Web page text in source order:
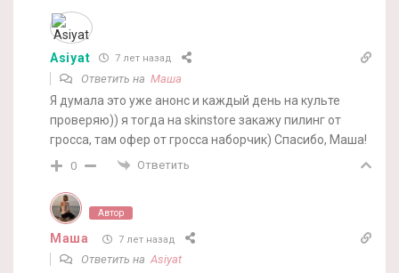
Asiyat 7 лет назад
Ответить на Маша
Я думала это уже анонс и каждый день на культе
проверяю)) я тогда на skinstore закажу пилинг от
гросса, там офер от гросса наборчик) Спасибо, Маша!
0 Ответить
Автор
Маша 7 лет назад
Ответить наAsiyat